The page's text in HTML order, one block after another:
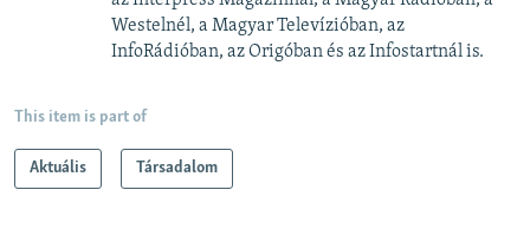
Westelnél, a Magyar Televízióban, az
InfoRádióban, az Origóban és az Infostartnál is.
This item is part of
Aktuális Társadalom